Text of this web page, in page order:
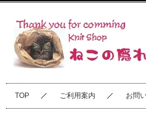
TOP ご利用案内 お問